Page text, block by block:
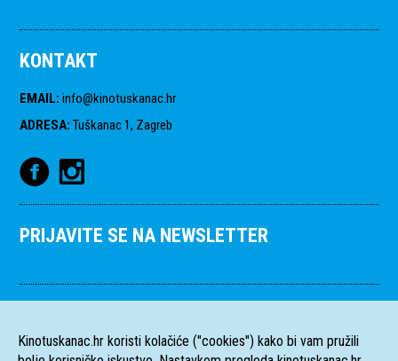
KONTAKT
EMAIL: info@kinotuskanac.hr
ADRESA: Tuškanac 1, Zagreb
PRIJAVITE SE NA NEWSLETTER
Kinotuskanac.hr koristi kolačiće ("cookies") kako bi vam pružili